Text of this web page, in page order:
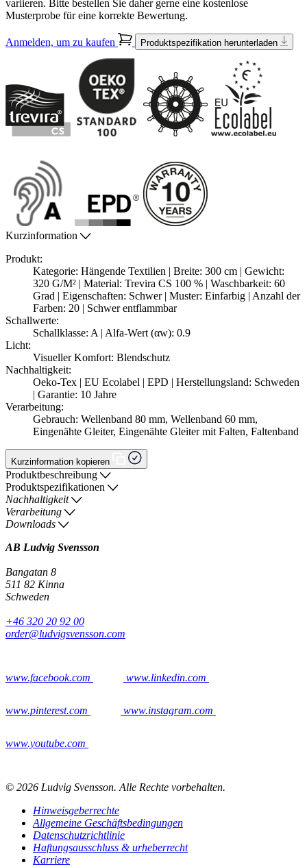
variieren. Bitte bestellen Sie daher gerne eine kostenlose
Musterprobe für eine korrekte Bewertung.
Anmelden, um zu kaufen Produktspezifikation herunterladen
Kurzinformation
Produkt:
Kategorie: Hängende Textilien | Breite: 300 cm | Gewicht:
320 G/M² | Material: Trevira CS 100 % | Waschbarkeit: 60
Grad | Eigenschaften: Schwer | Muster: Einfarbig | Anzahl der
Farben: 20 | Schwer entflammbar
Schallwerte:
Schallklasse: A | Alfa-Wert (αw): 0.9
Licht:
Visueller Komfort: Blendschutz
Nachhaltigkeit:
Oeko-Tex | EU Ecolabel | EPD | Herstellungsland: Schweden
| Garantie: 10 Jahre
Verarbeitung:
Gebrauch: Wellenband 80 mm, Wellenband 60 mm,
Eingenähte Gleiter, Eingenähte Gleiter mit Falten, Faltenband
Kurzinformation kopieren
Produktbeschreibung
Produktspezifikationen
Nachhaltigkeit
Verarbeitung
Downloads
AB Ludvig Svensson
Bangatan 8
511 82 Kinna
Schweden
+46 320 20 92 00
order@ludvigsvensson.com
www.facebook.com www.linkedin.com
www.pinterest.com www.instagram.com
www.youtube.com
© 2026 Ludvig Svensson. Alle Rechte vorbehalten.
Hinweisgeberrechte
Allgemeine Geschäftsbedingungen
Datenschutzrichtlinie
Haftungsausschluss & urheberrecht
Karriere